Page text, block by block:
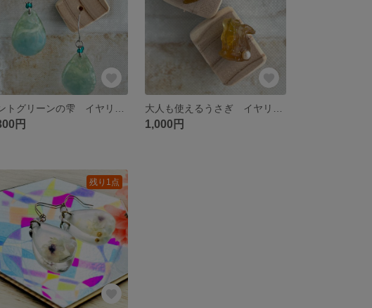
円 1,000円
残り1点